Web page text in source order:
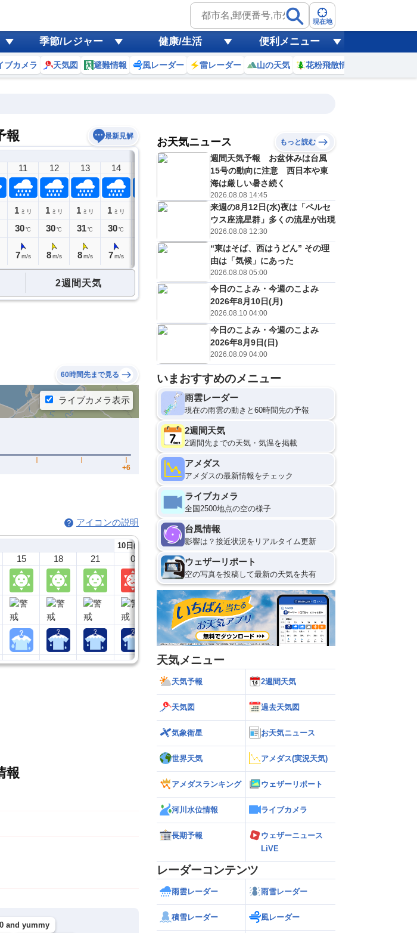
現在地
季節/レジャー 健康/生活 便利メニュー
ブカメラ 天気図 避難情報 風レーダー 雷レーダー 山の天気 花粉飛散情報
報 最新見解
11
1 ミリ
30℃
7 m/s
12
1 ミリ
30℃
8 m/s
13
1 ミリ
31℃
8 m/s
14
1 ミリ
30℃
7 m/s
17
ミリ
℃
m/s
18
1ミリ
29 ℃
5m/s
19
1ミリ
29
5 m/s
20
0
5
21
0ミリ
5
2週間天気
60時間先まで見る
アイコンの説明
15 18 21
10日(月)
0
報
and yummy
お天気ニュース もっと読む
週間天気予報 お盆休みは台風
15号の動向に注意 西日本や東
海は厳しい暑さ続く
2026.08.08 14:45
来週の8月12日(水)夜は「ペルセ
ウス座流星群」多くの流星が出現
2026.08.08 12:30
“東はそば、西はうどん” その理
由は「気候」にあった
2026.08.08 05:00
今日のこよみ・今週のこよみ
2026年8月10日(月)
2026.08.10 04:00
今日のこよみ・今週のこよみ
2026年8月9日(日)
2026.08.09 04:00
いまおすすめのメニュー
雨雲レーダー
現在の雨雲の動きと60時間先の予報
2週間天気
2週間先までの天気・気温を掲載
アメダス
アメダスの最新情報をチェック
ライブカメラ
全国2500地点の空の様子
台風情報
影響は？接近状況をリアルタイム更新
ウェザーリポート
空の写真を投稿して最新の天気を共有
天気メニュー
天気予報 2週間天気
天気図 過去天気図
気象衛星 お天気ニュース
世界天気 アメダス(実況天気)
アメダスランキング ウェザーリポート
河川水位情報 ライブカメラ
長期予報
ウェザーニュース
LiVE
レーダーコンテンツ
雨雲レーダー 雨雪レーダー
積雪レーダー 風レーダー